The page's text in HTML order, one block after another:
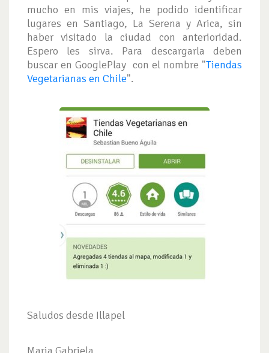
mucho en mis viajes, he podido identificar
lugares en Santiago, La Serena y Arica, sin
haber visitado la ciudad con anterioridad.
Espero les sirva. Para descargarla deben
buscar en GooglePlay con el nombre "Tiendas
Vegetarianas en Chile".
Saludos desde Illapel